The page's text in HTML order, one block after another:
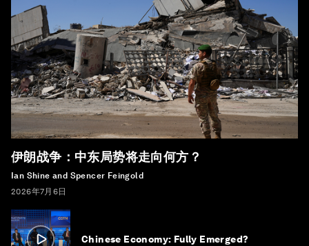
伊朗战争：中东局势将走向何方？
Ian Shine and Spencer Feingold
2026年7月6日
Chinese Economy: Fully Emerged?